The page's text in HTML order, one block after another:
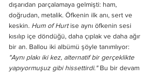
dışarıdan parçalamaya gelmişti: ham,
doğrudan, metalik. Öfkenin ilk anı, sert ve
keskin. Hum of Hurt ise aynı öfkenin sesi
kısılıp içe döndüğü, daha çıplak ve daha ağır
bir an. Ballou iki albümü şöyle tanımlıyor:
"Aynı plakı iki kez, alternatif bir gerçeklikte
yapıyormuşuz gibi hissettirdi." Bu bir devam